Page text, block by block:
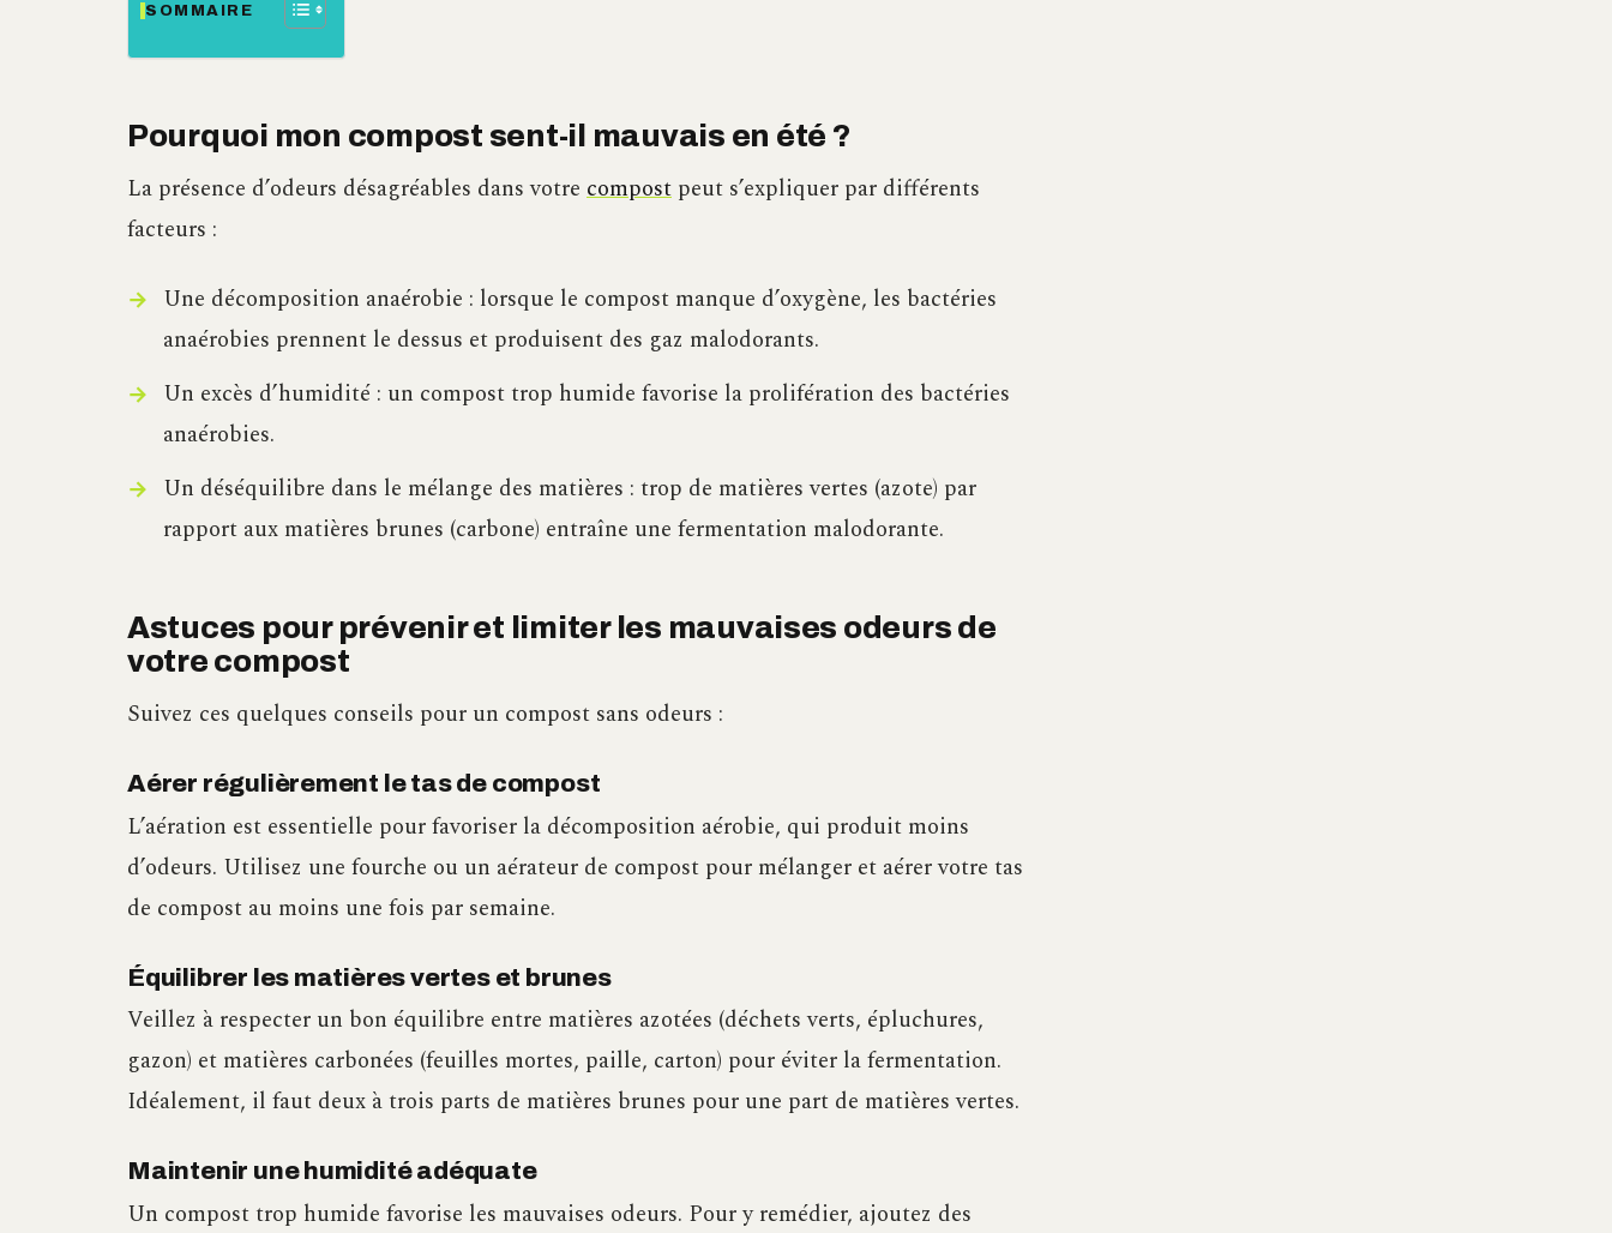
SOMMAIRE
Pourquoi mon compost sent-il mauvais en été ?
La présence d’odeurs désagréables dans votre compost peut s’expliquer par différents
facteurs :
Une décomposition anaérobie : lorsque le compost manque d’oxygène, les bactéries
anaérobies prennent le dessus et produisent des gaz malodorants.
Un excès d’humidité : un compost trop humide favorise la prolifération des bactéries
anaérobies.
Un déséquilibre dans le mélange des matières : trop de matières vertes (azote) par
rapport aux matières brunes (carbone) entraîne une fermentation malodorante.
Astuces pour prévenir et limiter les mauvaises odeurs de
votre compost
Suivez ces quelques conseils pour un compost sans odeurs :
Aérer régulièrement le tas de compost
L’aération est essentielle pour favoriser la décomposition aérobie, qui produit moins
d’odeurs. Utilisez une fourche ou un aérateur de compost pour mélanger et aérer votre tas
de compost au moins une fois par semaine.
Équilibrer les matières vertes et brunes
Veillez à respecter un bon équilibre entre matières azotées (déchets verts, épluchures,
gazon) et matières carbonées (feuilles mortes, paille, carton) pour éviter la fermentation.
Idéalement, il faut deux à trois parts de matières brunes pour une part de matières vertes.
Maintenir une humidité adéquate
Un compost trop humide favorise les mauvaises odeurs. Pour y remédier, ajoutez des